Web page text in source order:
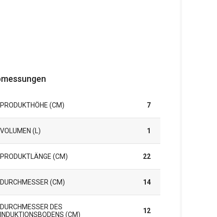
PRODUKTHÖHE (CM) 7
VOLUMEN (L) 1
PRODUKTLÄNGE (CM) 22
DURCHMESSER (CM) 14
DURCHMESSER DES
INDUKTIONSBODENS (CM)
12